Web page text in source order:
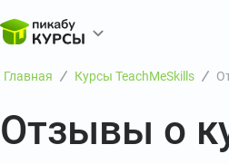
Главная Курсы TeachMeSkills
Отзывы о